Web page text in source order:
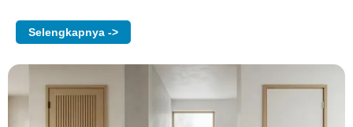
Selengkapnya ->